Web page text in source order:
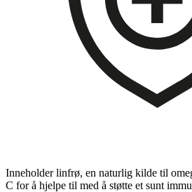
Inneholder linfrø, en naturlig kilde til
C for å hjelpe til med å støtte et sunt